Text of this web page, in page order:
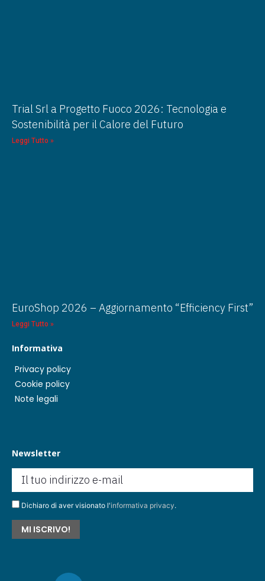
Trial Srl a Progetto Fuoco 2026: Tecnologia e
Sostenibilità per il Calore del Futuro
Leggi Tutto »
EuroShop 2026 – Aggiornamento “Efficiency First”
Leggi Tutto »
Informativa
Privacy policy
Cookie policy
Note legali
Newsletter
Dichiaro di aver visionato l'informativa privacy.